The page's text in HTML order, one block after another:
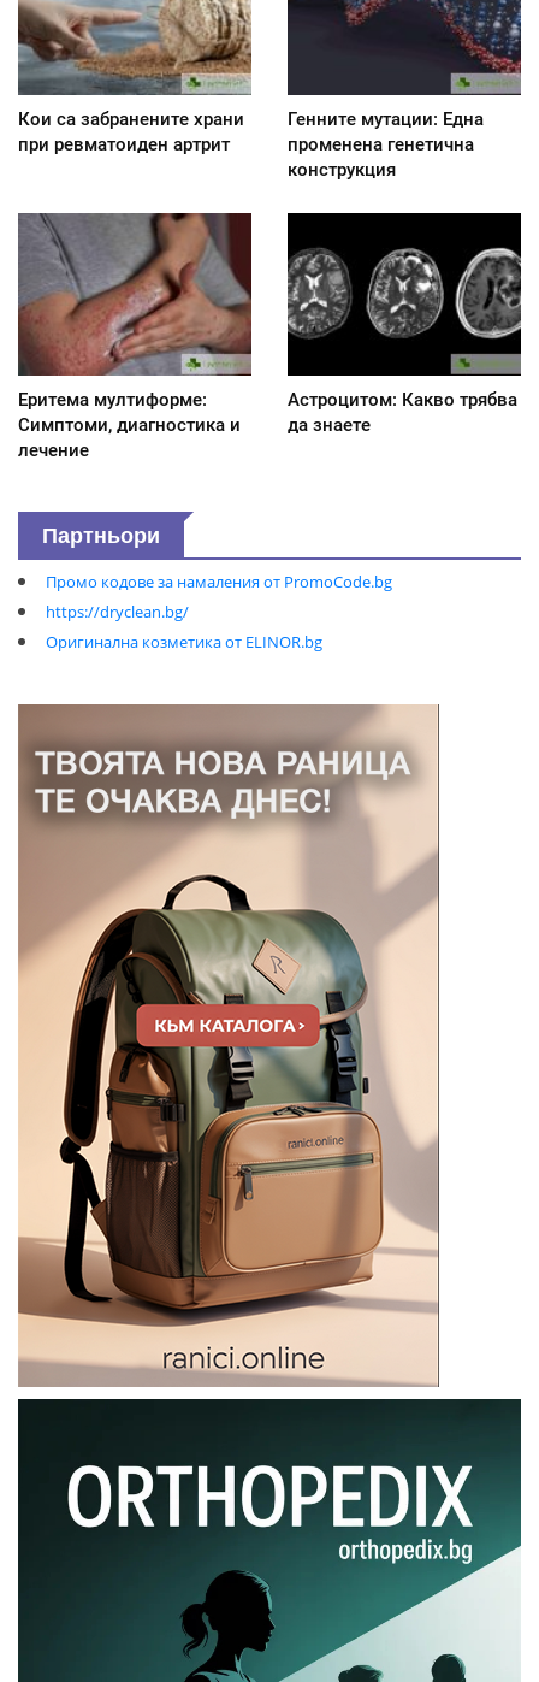
Кои са забранените храни
при ревматоиден артрит
Генните мутации: Една
променена генетична
конструкция
Еритема мултиформе:
Симптоми, диагностика и
лечение
Астроцитом: Какво трябва
да знаете
Партньори
Промо кодове за намаления от PromoCode.bg
https://dryclean.bg/
Оригинална козметика от ELINOR.bg